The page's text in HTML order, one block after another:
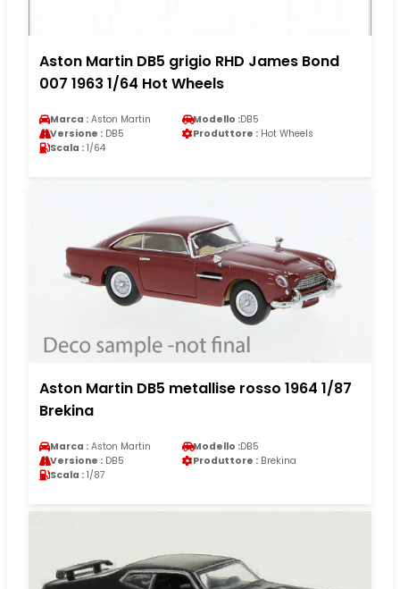
Aston Martin DB5 grigio RHD James Bond
007 1963 1/64 Hot Wheels
Marca : Aston Martin Modello :DB5
Versione : DB5 Produttore : Hot Wheels
Scala : 1/64
Aston Martin DB5 metallise rosso 1964 1/87
Brekina
Marca : Aston Martin Modello :DB5
Versione : DB5 Produttore : Brekina
Scala : 1/87